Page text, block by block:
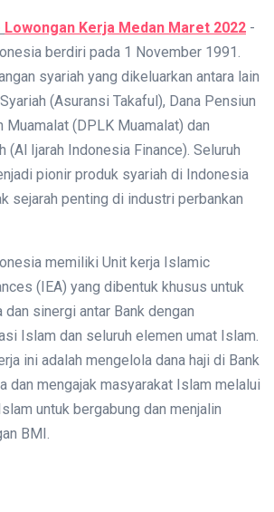
Lowongan Kerja Medan Maret 2022 -
berdiri pada 1 November 1991.
syariah yang dikeluarkan antara lain
(Asuransi Takaful), Dana Pensiun
Muamalat (DPLK Muamalat) dan
(Al Ijarah Indonesia Finance). Seluruh
pionir produk syariah di Indonesia
sejarah penting di industri perbankan
memiliki Unit kerja Islamic
(IEA) yang dibentuk khusus untuk
dan sinergi antar Bank dengan
Islam dan seluruh elemen umat Islam.
ini adalah mengelola dana haji di Bank
dan mengajak masyarakat Islam melalui
untuk bergabung dan menjalin
BMI.